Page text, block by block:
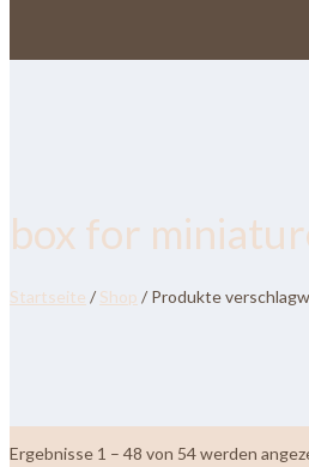
box for
Startseite / Shop / Produkte
Ergebnisse 1 – 48 von 54 werden